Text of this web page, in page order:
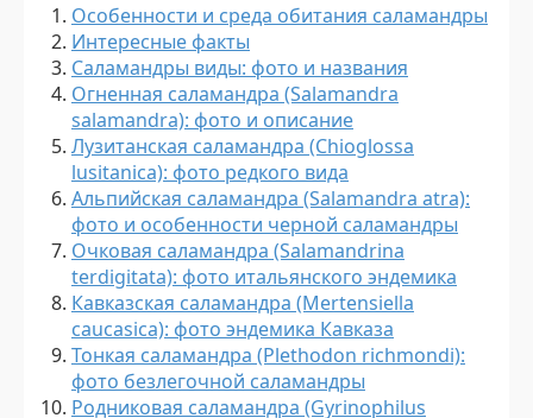
Особенности и среда обитания саламандры
Интересные факты
Саламандры виды: фото и названия
Огненная саламандра (Salamandra
salamandra): фото и описание
Лузитанская саламандра (Chioglossa
lusitanica): фото редкого вида
Альпийская саламандра (Salamandra atra):
фото и особенности черной саламандры
Очковая саламандра (Salamandrina
terdigitata): фото итальянского эндемика
Кавказская саламандра (Mertensiella
caucasica): фото эндемика Кавказа
Тонкая саламандра (Plethodon richmondi):
фото безлегочной саламандры
Родниковая саламандра (Gyrinophilus